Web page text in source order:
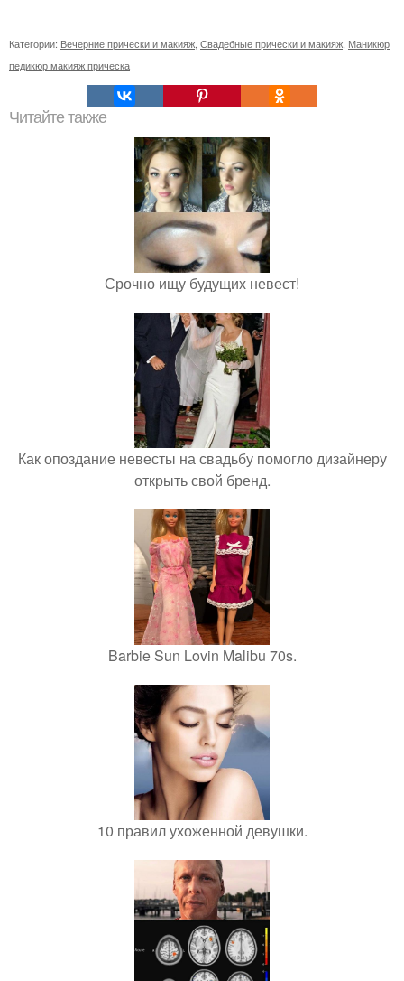
Категории: Вечерние прически и макияж Свадебные прически и макияж Маникюр
педикюр макияж прическа
Читайте также
Срочно ищу будущих невест!
Как опоздание невесты на свадьбу помогло дизайнеру
открыть свой бренд.
Barbie Sun Lovin Malibu 70s.
10 правил ухоженной девушки.